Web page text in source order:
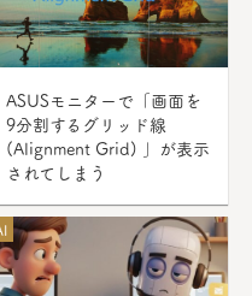
ASUSモニターで「画面を
9分割するグリッド線
(Alignment Grid) 」が表示
されてしまう